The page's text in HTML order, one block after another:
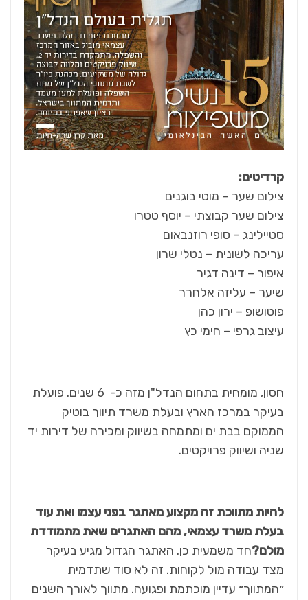
קרדיטים:
צילום שער – מוטי בוגנים
צילום שער קבוצתי – יוסף טטרו
סטיילינג – סופי רוזנבאום
עריכה לשונית – נטלי שרון
איפור – דינה דגיר
שיער – עליזה אלחרר
פוטושופ – ירון כהן
עיצוב גרפי – חימי כץ
חסון, מומחית בתחום הנדל"ן מזה כ- 6 שנים. פועלת
בעיקר במרכז הארץ ובעלת משרד תיווך בוטיק
הממוקם בבת ים ומתמחה בשיווק ומכירה של דירות יד
שניה ושיווק פרויקטים.
להיות מתווכת זה מקצוע מאתגר בפני עצמו ואת עוד
בעלת משרד עצמאי, מהם האתגרים שאת מתמודדת
מולם?חד משמעית כן. האתגר הגדול מגיע בעיקר
מצד עבודה מול לקוחות. זה לא סוד שתדמית
״המתווך״ עדיין מוכתמת ופגועה. מתווך לאורך השנים